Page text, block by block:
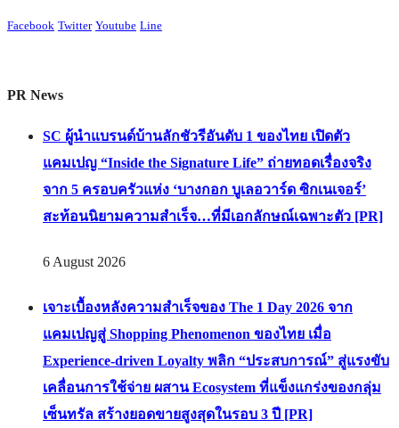
Facebook Twitter Youtube Line
PR News
SC ผู้นำแบรนด์บ้านลักชัวรีอันดับ 1 ของไทย เปิดตัว
แคมเปญ “Inside the Signature Life” ถ่ายทอดเรื่องจริง
จาก 5 ครอบครัวแห่ง ‘บางกอก บูเลอวาร์ด ซิกเนเจอร์’
สะท้อนนิยามความสำเร็จ…ที่มีเอกลักษณ์เฉพาะตัว [PR]
6 August 2026
เจาะเบื้องหลังความสำเร็จของ The 1 Day 2026 จาก
แคมเปญสู่ Shopping Phenomenon ของไทย เมื่อ
Experience-driven Loyalty พลิก “ประสบการณ์” สู่แรงขับ
เคลื่อนการใช้จ่าย ผสาน Ecosystem ที่แข็งแกร่งของกลุ่ม
เซ็นทรัล สร้างยอดขายสูงสุดในรอบ 3 ปี [PR]